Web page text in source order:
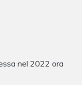
nel 2022 ora